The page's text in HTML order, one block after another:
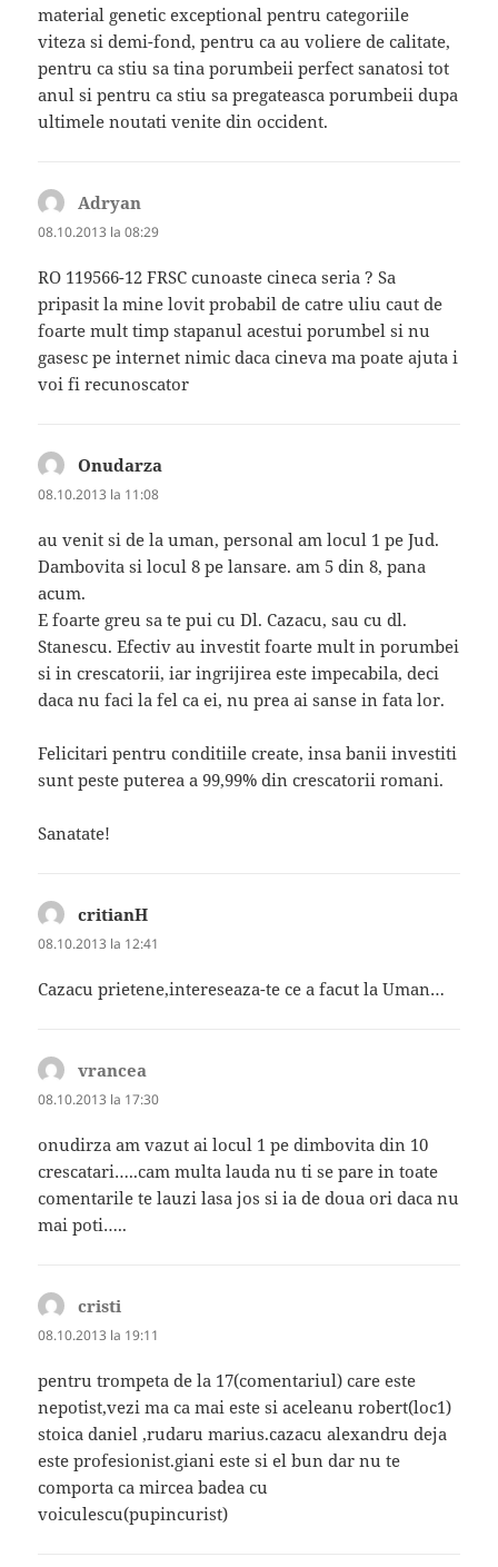
material genetic exceptional pentru categoriile
viteza si demi-fond, pentru ca au voliere de calitate,
pentru ca stiu sa tina porumbeii perfect sanatosi tot
anul si pentru ca stiu sa pregateasca porumbeii dupa
ultimele noutati venite din occident.
Adryan
08.10.2013 la 08:29
RO 119566-12 FRSC cunoaste cineca seria ? Sa
pripasit la mine lovit probabil de catre uliu caut de
foarte mult timp stapanul acestui porumbel si nu
gasesc pe internet nimic daca cineva ma poate ajuta i
voi fi recunoscator
Onudarza
08.10.2013 la 11:08
au venit si de la uman, personal am locul 1 pe Jud.
Dambovita si locul 8 pe lansare. am 5 din 8, pana
acum.
E foarte greu sa te pui cu Dl. Cazacu, sau cu dl.
Stanescu. Efectiv au investit foarte mult in porumbei
si in crescatorii, iar ingrijirea este impecabila, deci
daca nu faci la fel ca ei, nu prea ai sanse in fata lor.
Felicitari pentru conditiile create, insa banii investiti
sunt peste puterea a 99,99% din crescatorii romani.
Sanatate!
critianH
08.10.2013 la 12:41
Cazacu prietene,intereseaza-te ce a facut la Uman…
vrancea
08.10.2013 la 17:30
onudirza am vazut ai locul 1 pe dimbovita din 10
crescatari…..cam multa lauda nu ti se pare in toate
comentarile te lauzi lasa jos si ia de doua ori daca nu
mai poti…..
cristi
08.10.2013 la 19:11
pentru trompeta de la 17(comentariul) care este
nepotist,vezi ma ca mai este si aceleanu robert(loc1)
stoica daniel ,rudaru marius.cazacu alexandru deja
este profesionist.giani este si el bun dar nu te
comporta ca mircea badea cu
voiculescu(pupincurist)